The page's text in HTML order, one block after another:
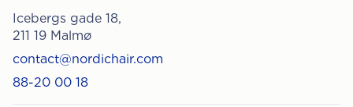
Icebergs gade 18,
211 19 Malmø
contact@nordichair.com
88-20 00 18